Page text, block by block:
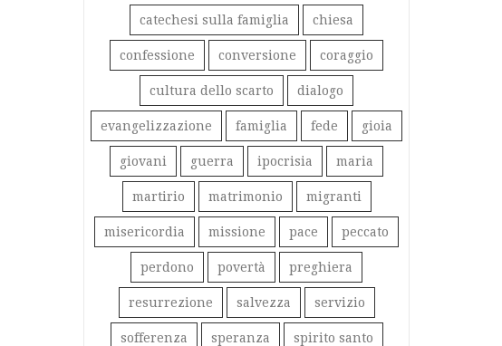
catechesi sulla famiglia chiesa
confessione conversione coraggio
cultura dello scarto dialogo
evangelizzazione famiglia fede gioia
giovani guerra ipocrisia maria
martirio matrimonio migranti
misericordia missione pace peccato
perdono povertà preghiera
resurrezione salvezza servizio
sofferenza speranza spirito santo